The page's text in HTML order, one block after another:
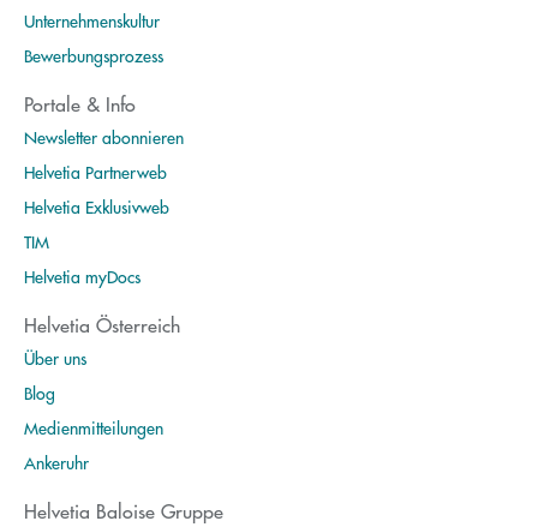
Unternehmenskultur
Bewerbungsprozess
Portale & Info
Newsletter abonnieren
Helvetia Partnerweb
Helvetia Exklusivweb
TIM
Helvetia myDocs
Helvetia Österreich
Über uns
Blog
Medienmitteilungen
Ankeruhr
Helvetia Baloise Gruppe